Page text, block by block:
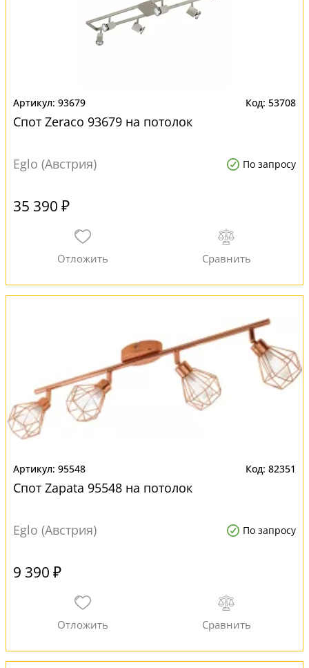
93679 53708
Спот Zeraco 93679 на потолок
Eglo (Австрия) По запросу
35 390 ₽
95548 82351
Спот Zapata 95548 на потолок
Eglo (Австрия) По запросу
9 390 ₽